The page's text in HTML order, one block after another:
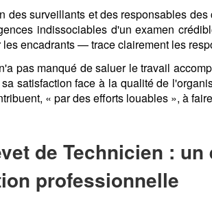
des surveillants et des responsables
indissociables d'un examen
les encadrants — trace clairement les
pas manqué de saluer le travail
satisfaction face à la qualité de
« par des efforts louables », à
de Technicien :
professionnelle